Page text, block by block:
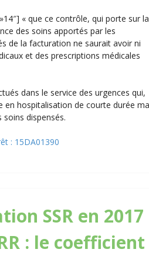
« que ce contrôle, qui porte sur la
des soins apportés par les
de la facturation ne saurait avoir ni
et des prescriptions médicales
dans le service des urgences qui,
en hospitalisation de courte durée
soins dispensés.
: 15DA01390
SSR en 2017
: le coefficient